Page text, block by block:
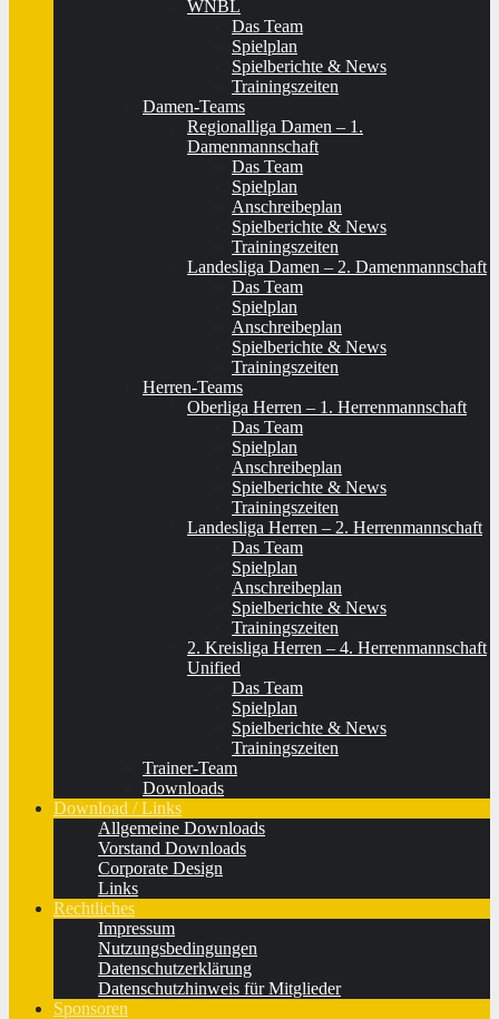
WNBL
Das Team
Spielplan
Spielberichte & News
Trainingszeiten
Damen-Teams
Regionalliga Damen – 1.
Damenmannschaft
Das Team
Spielplan
Anschreibeplan
Spielberichte & News
Trainingszeiten
Landesliga Damen – 2. Damenmannschaft
Das Team
Spielplan
Anschreibeplan
Spielberichte & News
Trainingszeiten
Herren-Teams
Oberliga Herren – 1. Herrenmannschaft
Das Team
Spielplan
Anschreibeplan
Spielberichte & News
Trainingszeiten
Landesliga Herren – 2. Herrenmannschaft
Das Team
Spielplan
Anschreibeplan
Spielberichte & News
Trainingszeiten
2. Kreisliga Herren – 4. Herrenmannschaft
Unified
Das Team
Spielplan
Spielberichte & News
Trainingszeiten
Trainer-Team
Downloads
Download / Links
Allgemeine Downloads
Vorstand Downloads
Corporate Design
Links
Rechtliches
Impressum
Nutzungsbedingungen
Datenschutzerklärung
Datenschutzhinweis für Mitglieder
Sponsoren